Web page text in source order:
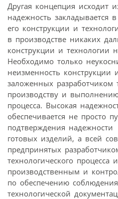
Другая концепция исходит
надежность закладывается
его конструкции и
в производстве никаких
конструкции и технологии
Необходимо только
неизменность конструкции
заложенных разработчиком
производству и
процесса. Высокая
обеспечивается не просто
подтверждения надежности
готовых изделий, а всей
предпринятых
технологического
производственным и
по обеспечению
технологической